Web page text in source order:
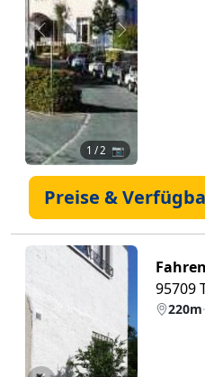
Zurück Weiter
1 / 2 📷
Preise &
95709
220m